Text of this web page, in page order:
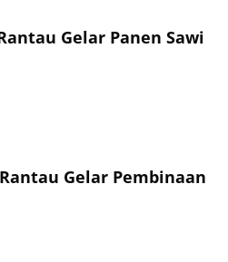
Gelar Panen Sawi
Gelar Pembinaan